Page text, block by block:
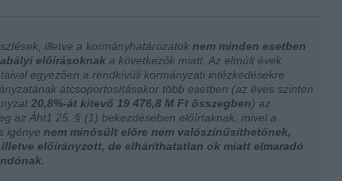
illetve a kormányhatározatok nem minden esetben
előírásoknak a következők miatt. Az elmúlt évek
egyezően a rendkívüli kormányzati intézkedésekre
átcsoportosításakor több esetben (az éves szinten
20,8%-át kitevő 19 476,8 M Ft összegben) az
az Áht1 25. § (1) bekezdésében előírtaknak, mivel a
igénye nem minősült előre nem valószínűsíthetőnek,
előirányzott, de elháríthatatlan ok miatt elmaradó